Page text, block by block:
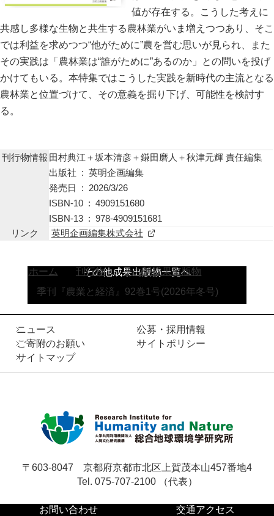
サ
イ
ト
内
検
English
値が存在する。こうした考えに
共感し多様な生物と共生する農林業がいま増えつつあり、そこ
では利益を求めつつ“他がために”農を営む思いが見られ、また
その実践は「農林業は“誰がために”あるのか」との問いを投げ
かけてもいる。本特集ではこうした実践を新時代の主流となる
農林業と位置づけて、その意義を掘り下げ、可能性を検討す
る。
刊行物情報 田村典江＋坂本清彦＋鎌田磨人＋秋津元輝 責任編集
出版社 ‏ : ‎ 英明企画編集
発売日 ‏ : ‎ 2026/3/26
ISBN-10 ‏ : ‎ 4909151680
ISBN-13 ‏ : ‎ 978-4909151681
リンク
英明企画編集株式会社
その他成果出版物一覧へ
ホーム 刊行物
その他成果出版物
季刊『農業と経済』92巻1号(2026年冬号)
ニュース
公募・採用情報
ご寄附のお願い
サイトポリシー
サイトマップ
〒603-8047 京都府京都市北区上賀茂本山457番地4
Tel. 075-707-2100 （代表）
お問い合わせ 交通アクセス